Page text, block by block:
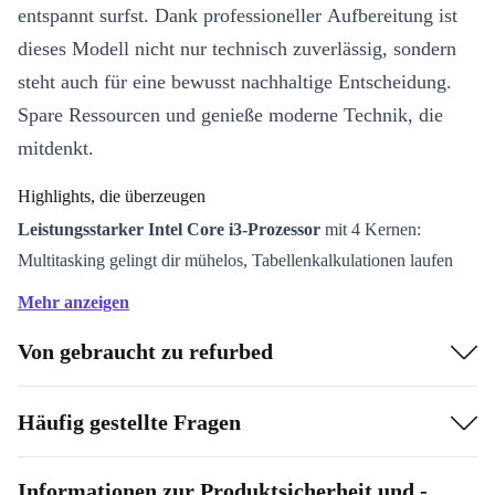
entspannt surfst. Dank professioneller Aufbereitung ist
dieses Modell nicht nur technisch zuverlässig, sondern
steht auch für eine bewusst nachhaltige Entscheidung.
Spare Ressourcen und genieße moderne Technik, die
mitdenkt.
Highlights, die überzeugen
Leistungsstarker Intel Core i3-Prozessor mit 4 Kernen:
Multitasking gelingt dir mühelos, Tabellenkalkulationen laufen
flüssig und Videocalls starten blitzschnell.
Präsentationen oder Filme – und das alles gestochen scharf.
Umfangreiche Anschlussmöglichkeiten: HDMI, USB-C,
mehrere USB-A-Ports, Cardreader und LAN sorgen dafür, dass
Mehr anzeigen
Von gebraucht zu refurbed
Häufig gestellte Fragen